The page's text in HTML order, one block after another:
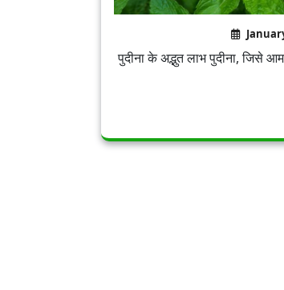
पुदीना के अद्भुत लाभ पुदीना, जिसे